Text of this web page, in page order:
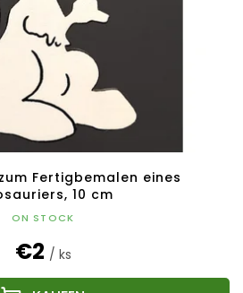
Fertigbemalen eines
10 cm
ON STOCK
€2 / ks